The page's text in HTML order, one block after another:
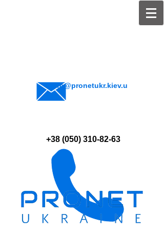
info@pronetukr.kiev.u
a
+38 (050) 310-82-63